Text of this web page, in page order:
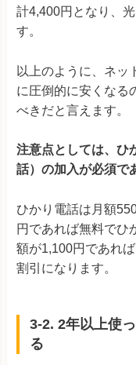
計4,400円となり、
す。
以上のように、ネッ
に圧倒的に安くなる
べきだと言えます。
注意点としては、ひ
話）の加入が必須で
ひかり電話は月額
円であれば無料でひ
額が1,100円であれ
割引になります。
3-2. 2年以上使
る